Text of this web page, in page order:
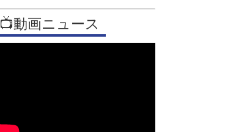
📺動画ニュース